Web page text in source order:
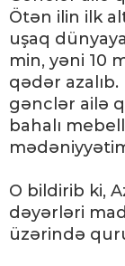
Ötən ilin ilk
uşaq
min, yəni 10
qədər
gənclər ailə
bahalı
O bildirib ki,
dəyərləri
üzərində